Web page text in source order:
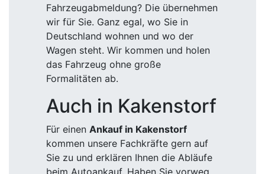
Fahrzeugabmeldung? Die übernehmen
wir für Sie. Ganz egal, wo Sie in
Deutschland wohnen und wo der
Wagen steht. Wir kommen und holen
das Fahrzeug ohne große
Formalitäten ab.
Auch in Kakenstorf
Für einen Ankauf in Kakenstorf
kommen unsere Fachkräfte gern auf
Sie zu und erklären Ihnen die Abläufe
beim Autoankauf. Haben Sie vorweg